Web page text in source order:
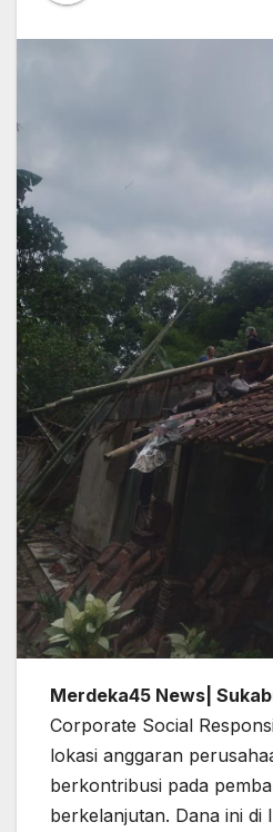
Merdeka45 News|
Corporate Social
lokasi anggaran
berkontribusi pada
berkelanjutan. Dana ini di